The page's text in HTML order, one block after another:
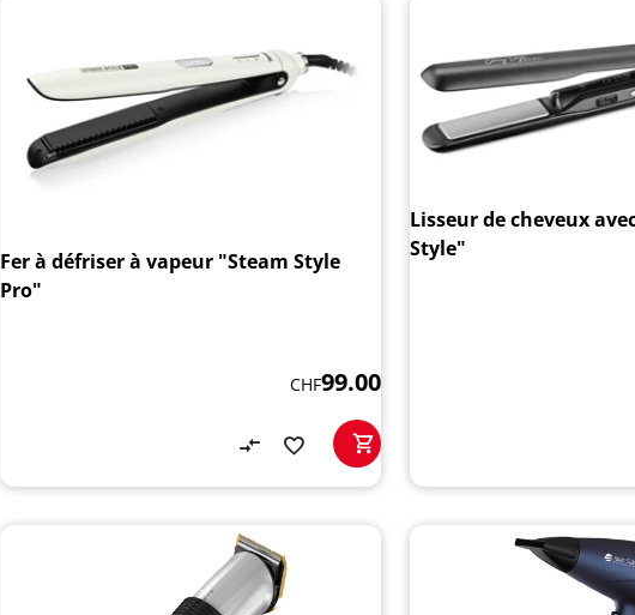
Fer à défriser à vapeur "Steam Style
Pro"
CHF99.00
Lisseur de cheveux
Style"